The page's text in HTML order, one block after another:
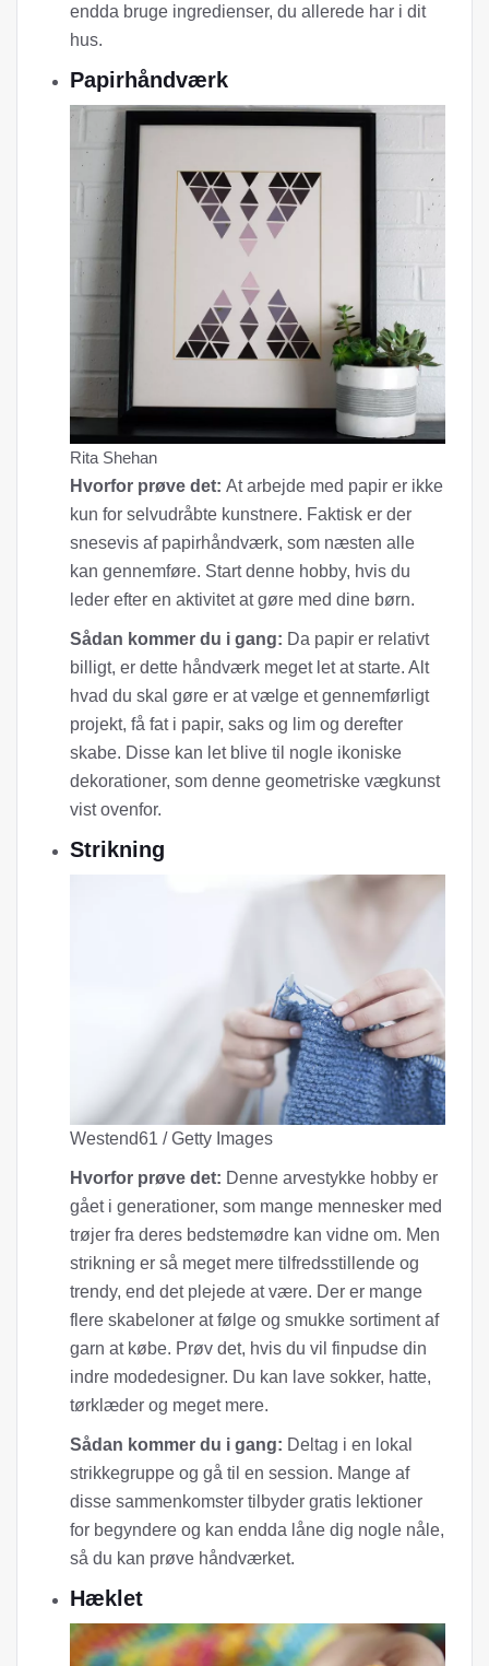
endda bruge ingredienser, du allerede har i dit
hus.
Papirhåndværk
Rita Shehan
Hvorfor prøve det: At arbejde med papir er ikke
kun for selvudråbte kunstnere. Faktisk er der
snesevis af papirhåndværk, som næsten alle
kan gennemføre. Start denne hobby, hvis du
leder efter en aktivitet at gøre med dine børn.
Sådan kommer du i gang: Da papir er relativt
billigt, er dette håndværk meget let at starte. Alt
hvad du skal gøre er at vælge et gennemførligt
projekt, få fat i papir, saks og lim og derefter
skabe. Disse kan let blive til nogle ikoniske
dekorationer, som denne geometriske vægkunst
vist ovenfor.
Strikning
Westend61 / Getty Images
Hvorfor prøve det: Denne arvestykke hobby er
gået i generationer, som mange mennesker med
trøjer fra deres bedstemødre kan vidne om. Men
strikning er så meget mere tilfredsstillende og
trendy, end det plejede at være. Der er mange
flere skabeloner at følge og smukke sortiment af
garn at købe. Prøv det, hvis du vil finpudse din
indre modedesigner. Du kan lave sokker, hatte,
tørklæder og meget mere.
Sådan kommer du i gang: Deltag i en lokal
strikkegruppe og gå til en session. Mange af
disse sammenkomster tilbyder gratis lektioner
for begyndere og kan endda låne dig nogle nåle,
så du kan prøve håndværket.
Hæklet